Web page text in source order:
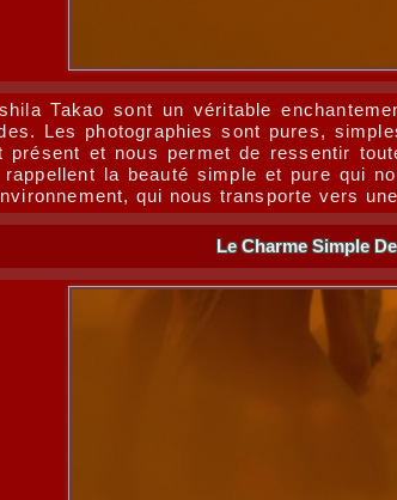
Takao sont un véritable
Les photographies sont pures,
présent et nous permet de ressentir
la beauté simple et pure qui
qui nous transporte vers
Le Charme Simple